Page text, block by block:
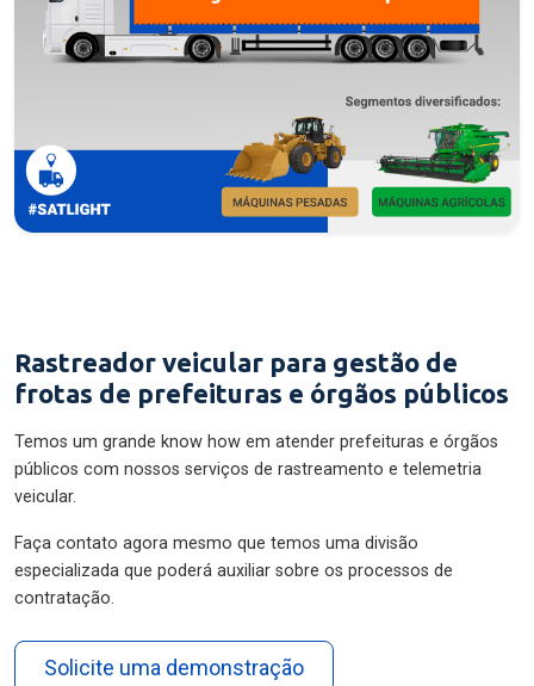
Rastreador veicular para gestão de
frotas de prefeituras e órgãos públicos
Temos um grande know how em atender prefeituras e órgãos
públicos com nossos serviços de rastreamento e telemetria
veicular.
Faça contato agora mesmo que temos uma divisão
especializada que poderá auxiliar sobre os processos de
contratação.
Solicite uma demonstração